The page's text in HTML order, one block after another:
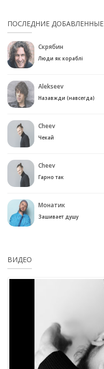
ПОСЛЕДНИЕ ДОБАВЛЕННЫЕ
Скрябин
Люди як кораблі
Alekseev
Назавжди (навсегда)
Cheev
Чекай
Cheev
Гарно так
Монатик
Зашивает душу
ВИДЕО